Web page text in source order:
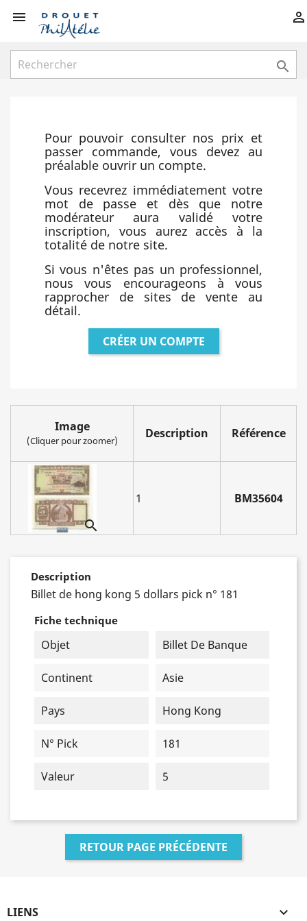
 

Pour pouvoir consulter nos prix et
passer commande, vous devez au
préalable ouvrir un compte.
Vous recevrez immédiatement votre
mot de passe et dès que notre
modérateur aura validé votre
inscription, vous aurez accès à la
totalité de notre site.
Si vous n'êtes pas un professionnel,
nous vous encourageons à vous
rapprocher de sites de vente au
détail.
CRÉER UN COMPTE
Image
(Cliquer pour zoomer) Description Référence

1 BM35604
Description
Billet de hong kong 5 dollars pick n° 181
Fiche technique
Objet Billet De Banque
Continent Asie
Pays Hong Kong
N° Pick 181
Valeur 5
RETOUR PAGE PRÉCÉDENTE
LIENS 